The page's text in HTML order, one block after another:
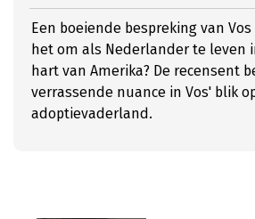
Een boeiende bespreking van Vos
het om als Nederlander te leven
hart van Amerika? De recensent
verrassende nuance in Vos' blik
adoptievaderland.